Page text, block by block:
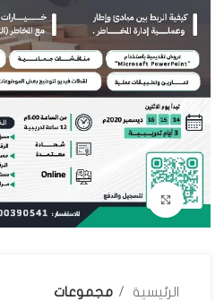
اضغط للتكبير
الرئيسية مجموعات